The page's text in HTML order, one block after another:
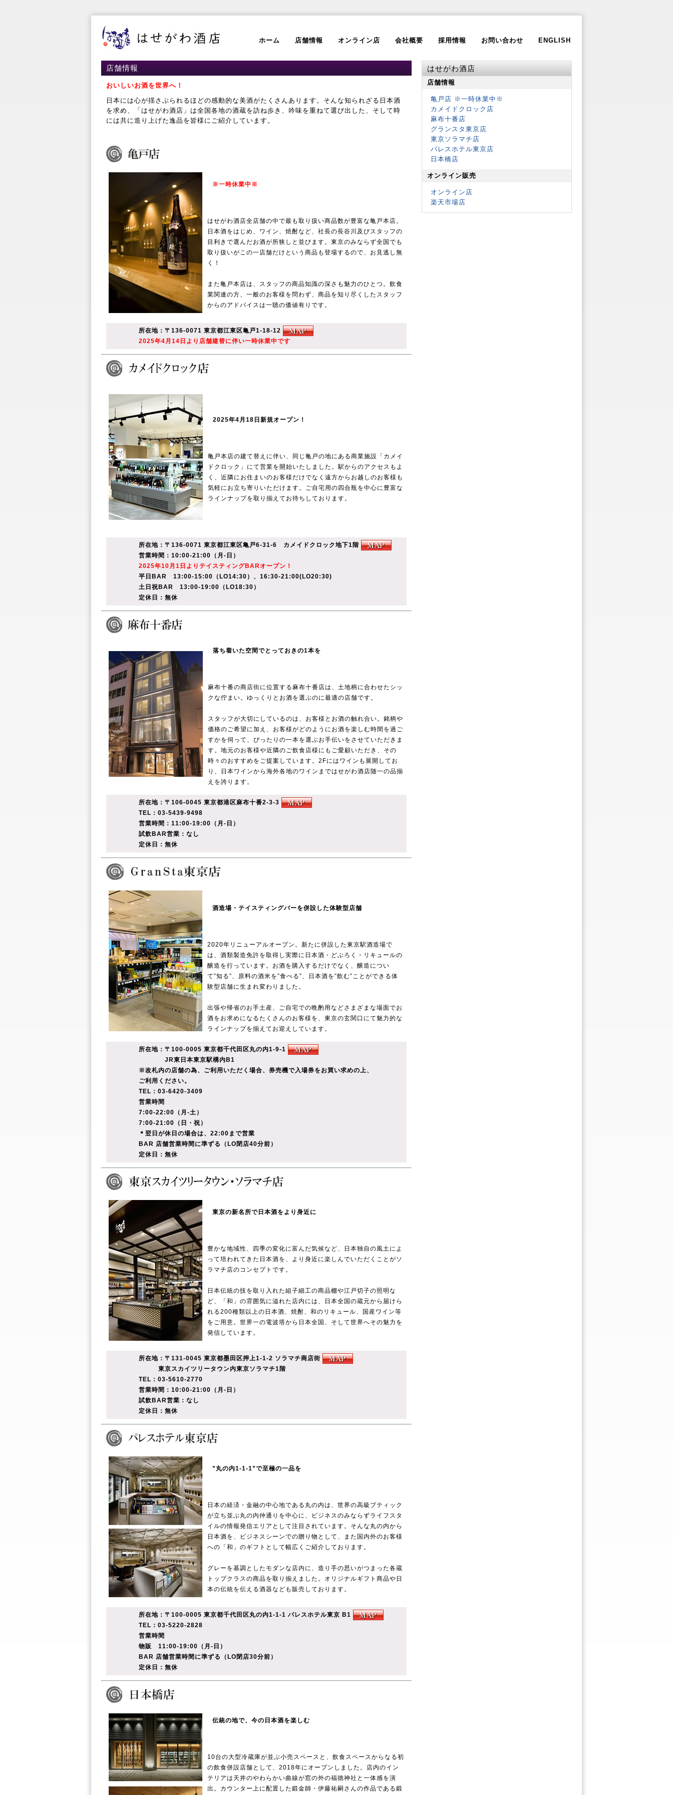
ホーム 店舗情報 オンライン店 会社概要 採用情報 お問い合わせ ENGLISH
店舗情報
おいしいお酒を世界へ！
日本には心が揺さぶられるほどの感動的な美酒がたくさんあります。そんな知られざる日本酒
を求め、「はせがわ酒店」は全国各地の酒蔵を訪ね歩き、吟味を重ねて選び出した、そして時
には共に造り上げた逸品を皆様にご紹介しています。
※一時休業中※
はせがわ酒店全店舗の中で最も取り扱い商品数が豊富な亀戸本店。
日本酒をはじめ、ワイン、焼酎など、社長の長谷川及びスタッフの
目利きで選んだお酒が所狭しと並びます。東京のみならず全国でも
取り扱いがこの一店舗だけという商品も登場するので、お見逃し無
く！
また亀戸本店は、スタッフの商品知識の深さも魅力のひとつ。飲食
業関連の方、一般のお客様を問わず、商品を知り尽くしたスタッフ
からのアドバイスは一聴の価値有りです。
所在地：〒136-0071 東京都江東区亀戸1-18-12
2025年4月14日より店舗建替に伴い一時休業中です
2025年4月18日新規オープン！
亀戸本店の建て替えに伴い、同じ亀戸の地にある商業施設「カメイ
ドクロック」にて営業を開始いたしました。駅からのアクセスもよ
く、近隣にお住まいのお客様だけでなく遠方からお越しのお客様も
気軽にお立ち寄りいただけます。ご自宅用の四合瓶を中心に豊富な
ラインナップを取り揃えてお待ちしております。
所在地：〒136-0071 東京都江東区亀戸6-31-6 カメイドクロック地下1階
営業時間：10:00-21:00（月-日）
2025年10月1日よりテイスティングBARオープン！
平日BAR 13:00-15:00（LO14:30）、16:30-21:00(LO20:30)
土日祝BAR 13:00-19:00（LO18:30）
定休日：無休
落ち着いた空間でとっておきの1本を
麻布十番の商店街に位置する麻布十番店は、土地柄に合わせたシッ
クな佇まい。ゆっくりとお酒を選ぶのに最適の店舗です。
スタッフが大切にしているのは、お客様とお酒の触れ合い。銘柄や
価格のご希望に加え、お客様がどのようにお酒を楽しむ時間を過ご
すかを伺って、ぴったりの一本を選ぶお手伝いをさせていただきま
す。地元のお客様や近隣のご飲食店様にもご愛顧いただき、その
時々のおすすめをご提案しています。2Fにはワインも展開してお
り、日本ワインから海外各地のワインまではせがわ酒店随一の品揃
えを誇ります。
所在地：〒106-0045 東京都港区麻布十番2-3-3
TEL：03-5439-9498
営業時間：11:00-19:00（月-日）
試飲BAR営業：なし
定休日：無休
酒造場・テイスティングバーを併設した体験型店舗
2020年リニューアルオープン。新たに併設した東京駅酒造場で
は、酒類製造免許を取得し実際に日本酒・どぶろく・リキュールの
醸造を行っています。お酒を購入するだけでなく、醸造につい
て”知る”、原料の酒米を”食べる”、日本酒を”飲む”ことができる体
験型店舗に生まれ変わりました。
出張や帰省のお手土産、ご自宅での晩酌用などさまざまな場面でお
酒をお求めになるたくさんのお客様を、東京の玄関口にて魅力的な
ラインナップを揃えてお迎えしています。
所在地：〒100-0005 東京都千代田区丸の内1-9-1
JR東日本東京駅構内B1
※改札内の店舗の為、ご利用いただく場合、券売機で入場券をお買い求めの上、
ご利用ください。
TEL：03-6420-3409
営業時間
7:00-22:00（月-土）
7:00-21:00（日・祝）
＊翌日が休日の場合は、22:00まで営業
BAR 店舗営業時間に準ずる（LO閉店40分前）
定休日：無休
東京の新名所で日本酒をより身近に
豊かな地域性、四季の変化に富んだ気候など、日本独自の風土によ
って培われてきた日本酒を、より身近に楽しんでいただくことがソ
ラマチ店のコンセプトです。
日本伝統の技を取り入れた組子細工の商品棚や江戸切子の照明な
ど、「和」の雰囲気に溢れた店内には、日本全国の蔵元から届けら
れる200種類以上の日本酒、焼酎、和のリキュール、国産ワイン等
をご用意。世界一の電波塔から日本全国、そして世界へその魅力を
発信しています。
所在地：〒131-0045 東京都墨田区押上1-1-2 ソラマチ商店街
東京スカイツリータウン内東京ソラマチ1階
TEL：03-5610-2770
営業時間：10:00-21:00（月-日）
試飲BAR営業：なし
定休日：無休
”丸の内1-1-1”で至極の一品を
日本の経済・金融の中心地である丸の内は、世界の高級ブティック
が立ち並ぶ丸の内仲通りを中心に、ビジネスのみならずライフスタ
イルの情報発信エリアとして注目されています。そんな丸の内から
日本酒を、ビジネスシーンでの贈り物として、また国内外のお客様
への「和」のギフトとして幅広くご紹介しております。
グレーを基調としたモダンな店内に、造り手の思いがつまった各蔵
トップクラスの商品を取り揃えました。オリジナルギフト商品や日
本の伝統を伝える酒器なども販売しております。
所在地：〒100-0005 東京都千代田区丸の内1-1-1 パレスホテル東京 B1
TEL：03-5220-2828
営業時間
物販 11:00-19:00（月-日）
BAR 店舗営業時間に準ずる（LO閉店30分前）
定休日：無休
伝統の地で、今の日本酒を楽しむ
10台の大型冷蔵庫が並ぶ小売スペースと、飲食スペースからなる初
の飲食併設店舗として、2018年にオープンしました。店内のイン
テリアは天井のやわらかい曲線が窓の外の福徳神社と一体感を演
出。カウンター上に配置した鍛金師・伊藤祐嗣さんの作品である鍛
はせがわ酒店
店舗情報
亀戸店 ※一時休業中※
カメイドクロック店
麻布十番店
グランスタ東京店
東京ソラマチ店
パレスホテル東京店
日本橋店
オンライン販売
オンライン店
楽天市場店